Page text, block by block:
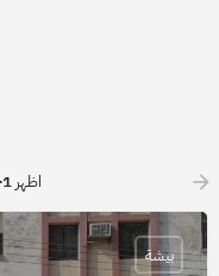
اظهر1-20
بيشة